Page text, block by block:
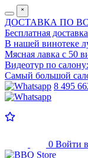
˟
ДОСТАВКА ПО
Бесплатная доставка
В нашей винотеке
Мясная лавка с 50
Видеотур по салону:
Самый большой
8 495
0 Войти